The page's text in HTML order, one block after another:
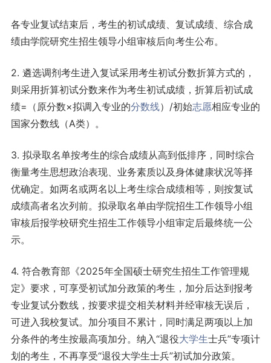
各专业复试结束后，考生的初试成绩、复试成绩、综合成
绩由学院研究生招生领导小组审核后向考生公布。
2. 遴选调剂考生进入复试采用考生初试分数折算方式的，
则采用折算初试分数来作为考生初试成绩，折算后初试成
绩=（原分数×拟调入专业的分数线）/初始志愿相应专业的
国家分数线（A类）。
3. 拟录取名单按考生的综合成绩从高到低排序，同时综合
衡量考生思想政治表现、业务素质以及身体健康状况等择
优确定。如两名或两名以上考生综合成绩相等，则按复试
成绩高者名次列前。拟录取名单由学院招生工作领导小组
审核后报学校研究生招生工作领导小组审定后最终统一公
示。
4. 符合教育部《2025年全国硕士研究生招生工作管理规
定》要求，可享受初试加分政策的考生，加分后达到报考
专业复试分数线，按要求提交相关材料并经审核无误后，
可进入我校复试。加分项目不累计，同时满足两项以上加
分条件的考生按最高项加分。纳入“退役大学生士兵”专项计
划的考生，不再享受“退役大学生士兵”初试加分政策。